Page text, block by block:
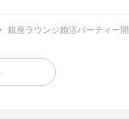
銀座ラウンジ婚活パーティー